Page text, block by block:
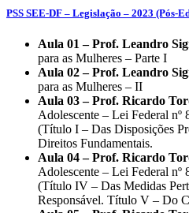
PSS SEE-DF – Legislação – 2023 (Pós-
Aula 01 – Prof. Leandro
para as Mulheres – Parte I
Aula 02 – Prof. Leandro
para as Mulheres – II
Aula 03 – Prof. Ricardo
Adolescente – Lei Federal nº
(Título I – Das Disposições
Direitos Fundamentais.
Aula 04 – Prof. Ricardo
Adolescente – Lei Federal nº
(Título IV – Das Medidas
Responsável. Título V – Do